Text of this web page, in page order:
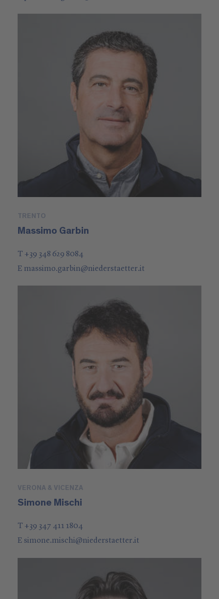
TRENTO
Massimo Garbin
T +39 348 629 8084
E massimo.garbin@niederstaetter.it
VERONA & VICENZA
Simone Mischi
T +39 347 411 1804
Esimone.mischi@niederstaetter.it